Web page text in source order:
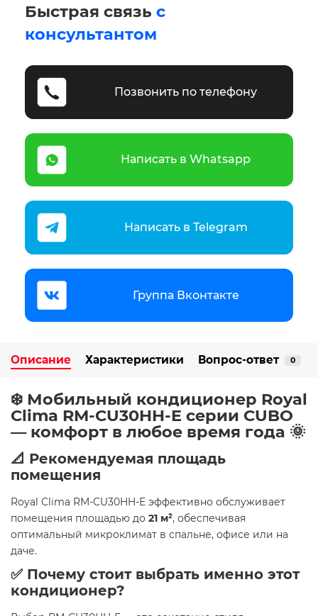
Быстрая связь с
консультантом
Позвонить по телефону
Написать в Whatsapp
Написать в Telegram
Группа Вконтакте
Описание Характеристики Вопрос-ответ 0
❄️ Мобильный кондиционер Royal
Clima RM-CU30HH-E серии CUBO
— комфорт в любое время года 🌞
📐 Рекомендуемая площадь
помещения
Royal Clima RM-CU30HH-E эффективно обслуживает
помещения площадью до 21 м², обеспечивая
оптимальный микроклимат в спальне, офисе или на
даче. ​
✅ Почему стоит выбрать именно этот
кондиционер?